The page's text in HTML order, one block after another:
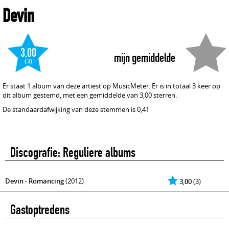
Devin
mijn gemiddelde
3,00
(3)
Er staat 1 album van deze artiest op MusicMeter. Er is in totaal 3 keer op
dit album gestemd, met een gemiddelde van 3,00 sterren.
De standaardafwijking van deze stemmen is 0,41
Discografie: Reguliere albums
3,00(3)
Devin - Romancing(2012)
Gastoptredens